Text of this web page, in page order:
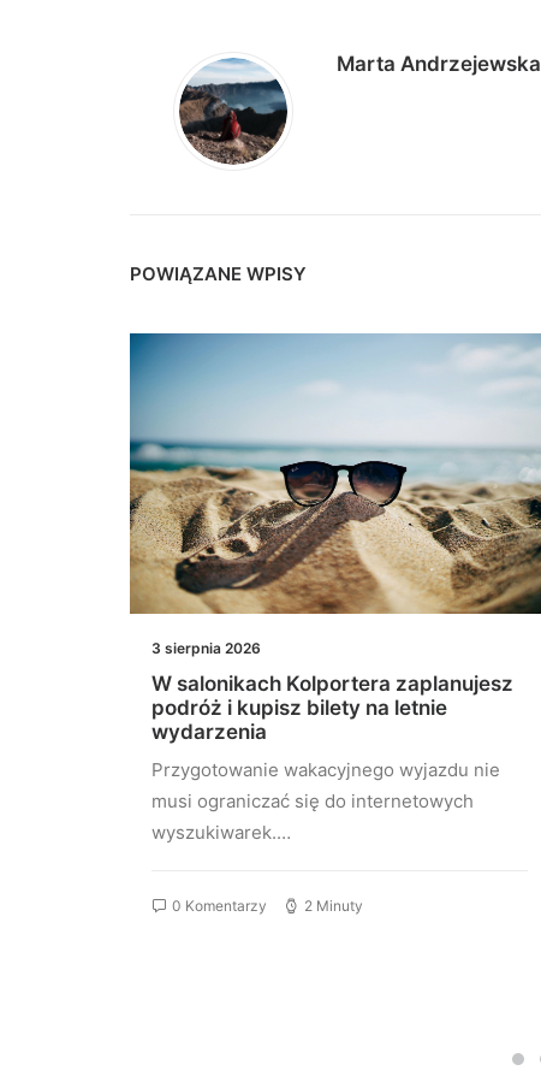
Marta Andrzejewska
POWIĄZANE WPISY
3 sierpnia 2026
W salonikach Kolportera zaplanujesz
podróż i kupisz bilety na letnie
wydarzenia
Przygotowanie wakacyjnego wyjazdu nie
musi ograniczać się do internetowych
wyszukiwarek.…
0 Komentarzy 2 Minuty